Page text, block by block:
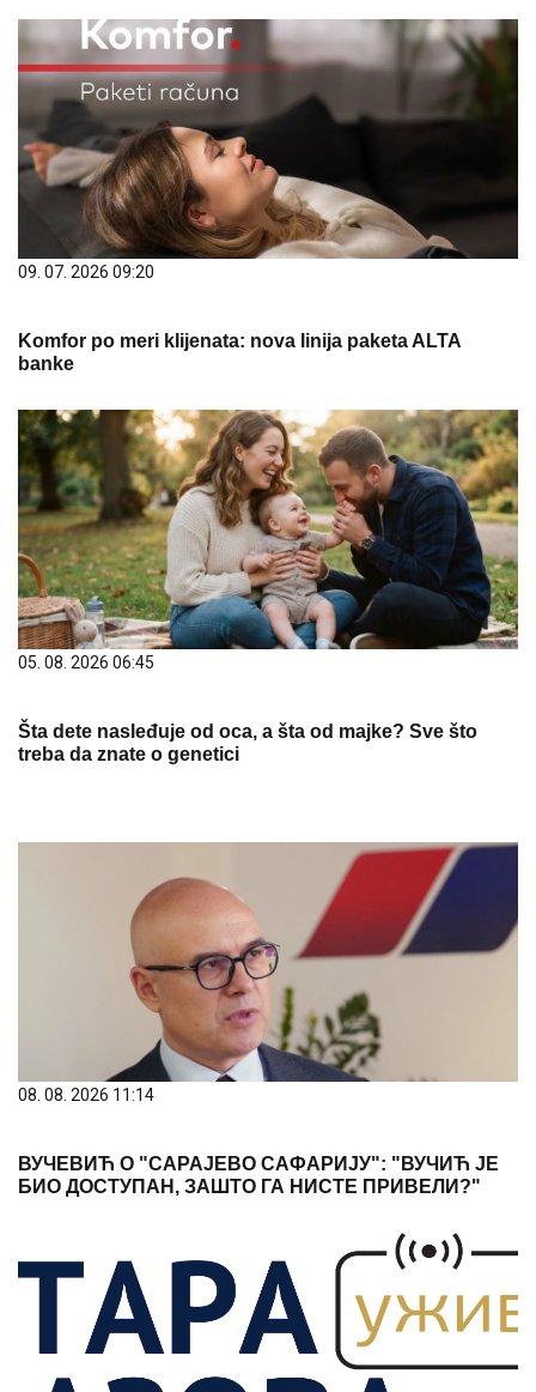
09. 07. 2026 09:20
Komfor po meri klijenata: nova linija paketa ALTA
banke
05. 08. 2026 06:45
Šta dete nasleđuje od oca, a šta od majke? Sve što
treba da znate o genetici
08. 08. 2026 11:14
ВУЧЕВИЋ О "САРАЈЕВО САФАРИЈУ": "ВУЧИЋ ЈЕ
БИО ДОСТУПАН, ЗАШТО ГА НИСТЕ ПРИВЕЛИ?"